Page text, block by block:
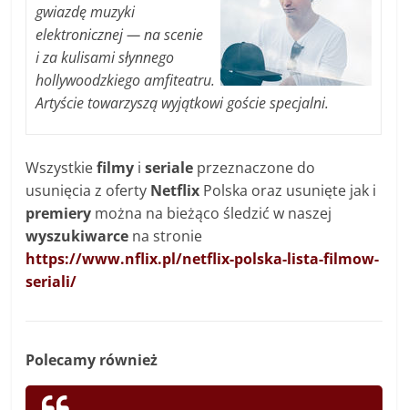
gwiazdę muzyki
elektronicznej — na scenie
i za kulisami słynnego
hollywoodzkiego amfiteatru.
Artyście towarzyszą wyjątkowi goście specjalni.
Wszystkiefilmy iseriale przeznaczone do
usunięcia z oferty Netflix Polska oraz usunięte jak i
premiery można na bieżąco śledzić w naszej
wyszukiwarce na stronie
https://www.nflix.pl/netflix-polska-lista-filmow-
seriali/
Polecamy również